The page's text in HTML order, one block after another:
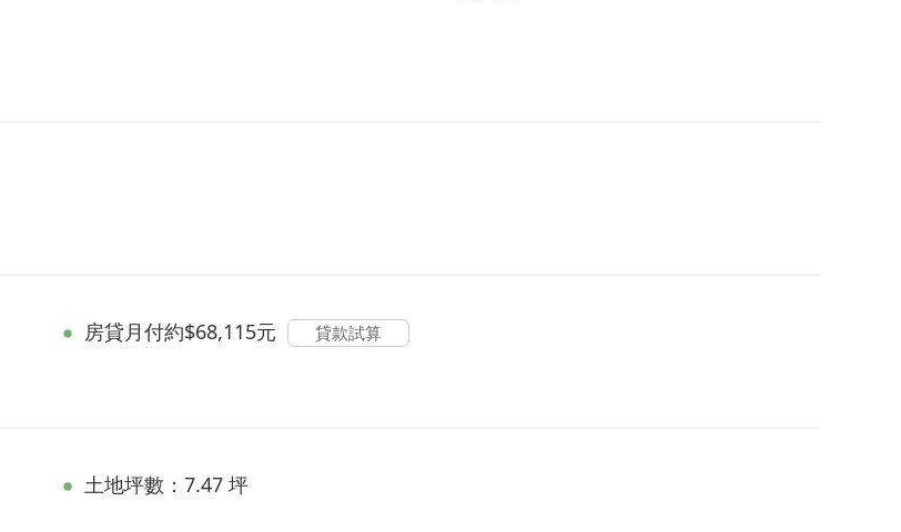
房貸 月付約$68,115元 貸款試算
土地坪數：7.47 坪